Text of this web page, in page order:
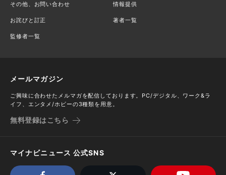
その他、お問い合わせ 情報提供
お詫びと訂正 著者一覧
監修者一覧
メールマガジン
ご興味に合わせたメルマガを配信しております。PC/デジタル、ワーク&ラ
イフ、エンタメ/ホビーの3種類を用意。
無料登録はこちら
マイナビニュース 公式SNS